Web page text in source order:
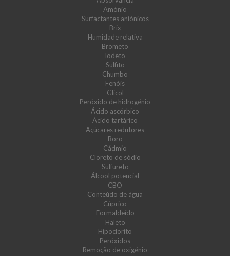
Amónio
Surfactantes aniónicos
Brix
Humidade relativa
Brometo
Iodeto
Sulfito
Chumbo
Fenóis
Glicol
Peróxido de hidrogénio
Ácido ascórbico
Ácido tartárico
Açúcares redutores
Boro
Cádmio
Cloreto de sódio
Sulfureto
Álcool potencial
CBO
Conteúdo de água
Cúprico
Formaldeído
Haleto
Hipoclorito
Peróxidos
Remoção de oxigénio